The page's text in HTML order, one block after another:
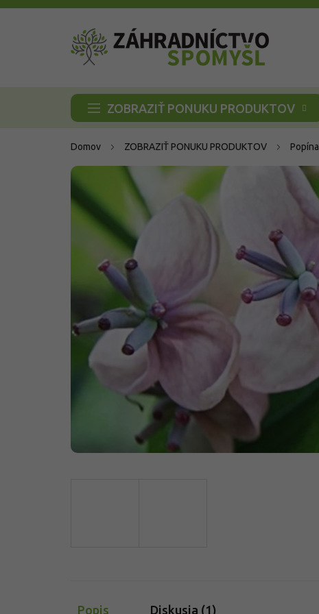
Prejsť
ZOBRAZIŤ PONUKU PRODUKTOV
Domov ZOBRAZIŤ PONUKU PRODUKTOV
Popis Diskusia (1)